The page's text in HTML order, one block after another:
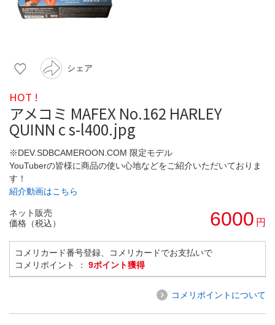
シェア
HOT !
アメコミ MAFEX No.162 HARLEY
QUINN c s-l400.jpg
※DEV.SDBCAMEROON.COM 限定モデル
YouTuberの皆様に商品の使い心地などをご紹介いただいておりま
す！
紹介動画はこちら
ネット販売
価格（税込）
6000 円
コメリカード番号登録、コメリカードでお支払いで
コメリポイント ： 9ポイント獲得
コメリポイントについて